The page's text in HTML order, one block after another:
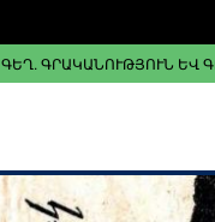
ԳԵՂ. ԳՐԱԿԱՆՈՒԹՅՈՒՆ ԵՎ